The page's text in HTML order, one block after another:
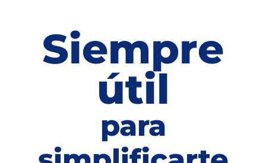
Siempre
útil
para